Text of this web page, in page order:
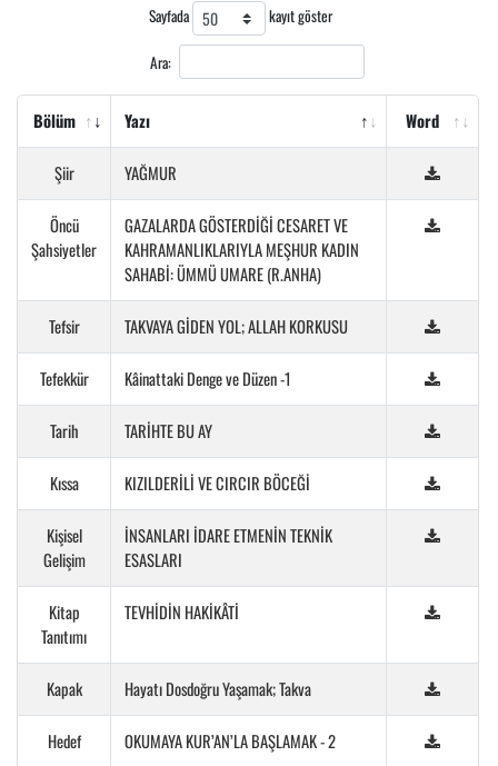
Sayfada kayıt göster
Ara:
Bölüm Yazı Word
Şiir YAĞMUR
Öncü
Şahsiyetler
GAZALARDA GÖSTERDİĞİ CESARET VE
KAHRAMANLIKLARIYLA MEŞHUR KADIN
SAHABİ: ÜMMÜ UMARE (R.ANHA)
Tefsir TAKVAYA GİDEN YOL; ALLAH KORKUSU
Tefekkür Kâinattaki Denge ve Düzen -1
Tarih TARİHTE BU AY
Kıssa KIZILDERİLİ VE CIRCIR BÖCEĞİ
Kişisel
Gelişim
İNSANLARI İDARE ETMENİN TEKNİK
ESASLARI
Kitap
Tanıtımı
TEVHİDİN HAKİKÂTİ
Kapak Hayatı Dosdoğru Yaşamak; Takva
Hedef OKUMAYA KUR’AN’LA BAŞLAMAK - 2